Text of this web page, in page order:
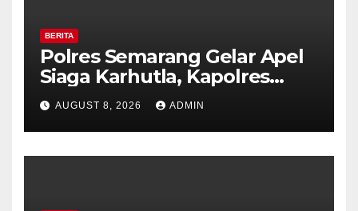
BERITA
Polres Semarang Gelar Apel
Siaga Karhutla, Kapolres
Tekankan Sinergi dan
Kesiapsiagaan Hadapi Musim
Kemarau.
AUGUST 8, 2026 ADMIN